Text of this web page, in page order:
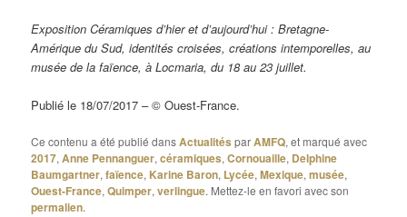
Exposition Céramiques d’hier et d’aujourd’hui : Bretagne-
Amérique du Sud, identités croisées, créations intemporelles, au
musée de la faïence, à Locmaria, du 18 au 23 juillet.
Publié le 18/07/2017 – © Ouest-France.
Ce contenu a été publié dansActualités parAMFQ, et marqué avec
2017,Anne Pennanguer,céramiques,Cornouaille, Delphine
Baumgartner,faïence, Karine Baron, Lycée,Mexique,musée,
Ouest-France,Quimper,verlingue. Mettez-le en favori avec son
permalien.